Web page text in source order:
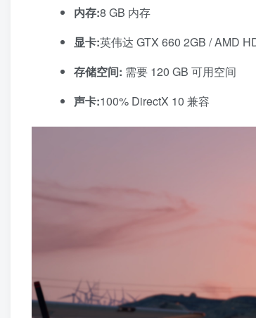
内存:8 GB 内存
显卡:英伟达 GTX 660 2GB / AMD
存储空间: 需要 120 GB 可用空间
声卡:100% DirectX 10 兼容